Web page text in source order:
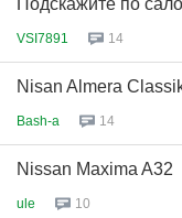
Подскажите по
VSI7891 14
Nisan Almera
Bash-a 14
Nissan Maxima A32
ule 10